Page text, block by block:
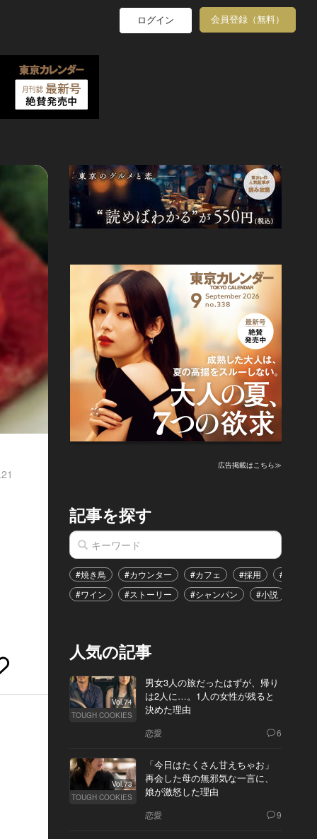
ログイン 会員登録（無料）
広告掲載はこちら≫
記事を探す
#焼き鳥 #カウンター #カフェ #採用
#恋愛
#ワイン
#ストーリー #シャンパン #小説
人気の記事
Vol.74
TOUGH COOKIES
男女3人の旅だったはずが、帰り
は2人に…。1人の女性が残ると
決めた理由
恋愛 6
Vol.73
TOUGH COOKIES
「今日はたくさん甘えちゃお」
再会した母の無邪気な一言に、
娘が激怒した理由
恋愛 9